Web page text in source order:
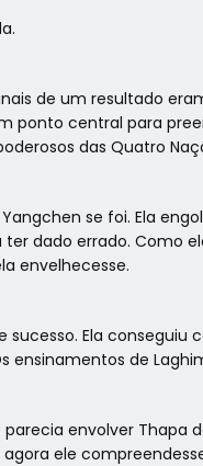
de um resultado
ponto central para
das Quatro
se foi. Ela
dado errado. Como
envelhecesse.
sucesso. Ela conseguiu
ensinamentos de
parecia envolver Thapa
ele